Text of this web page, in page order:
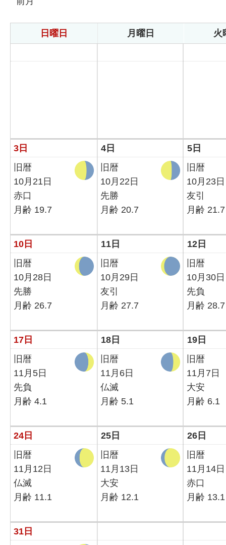
日曜日 月曜日 火
3日 4日
5日
旧暦
10月21日
赤口
月齢 19.7
旧暦
10月22日
先勝
月齢 20.7
旧暦
10月23日
友引
月齢 21.7
10日 11日
12日
旧暦
10月28日
先勝
月齢 26.7
旧暦
10月29日
友引
月齢 27.7
旧暦
10月30日
先負
月齢 28.7
17日 18日
19日
旧暦
11月5日
先負
月齢 4.1
旧暦
11月6日
仏滅
月齢 5.1
旧暦
11月7日
大安
月齢 6.1
24日 25日
26日
旧暦
11月12日
仏滅
月齢 11.1
旧暦
11月13日
大安
月齢 12.1
旧暦
11月14日
赤口
月齢 13.1
31日